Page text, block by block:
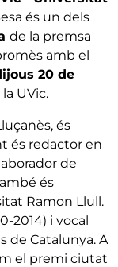
és un dels
de la premsa
amb el
20 de
UVic.
és
és redactor en
de
és
Ramon Llull.
2014) i vocal
de Catalunya. A
el premi ciutat